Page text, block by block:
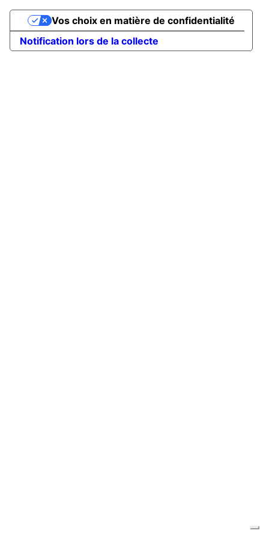
Notification lors de la collecte
Vos choix en matière de confidentialité